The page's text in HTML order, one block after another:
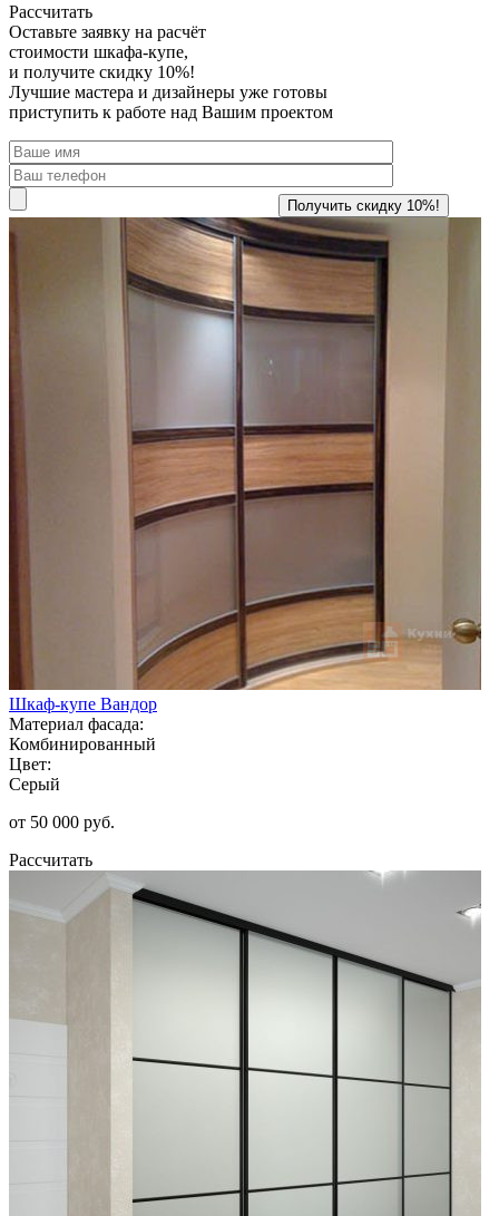
Рассчитать
Оставьте заявку на расчёт
стоимости шкафа-купе,
и получите скидку 10%!
Лучшие мастера и дизайнеры уже готовы
приступить к работе над Вашим проектом
Шкаф-купе Вандор
Материал фасада:
Комбинированный
Цвет:
Серый
от 50 000 руб.
Рассчитать